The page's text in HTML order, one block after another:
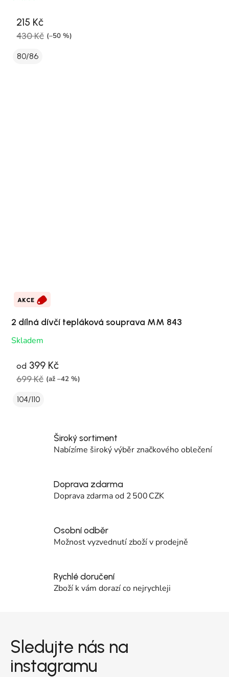
215 Kč
430 Kč (–50 %)
80/86
AKCE
2 dílná dívčí tepláková souprava MM 843
Skladem
od 399 Kč
699 Kč (až –42 %)
104/110
Široký sortiment
Nabízíme široký výběr značkového oblečení
Doprava zdarma
Doprava zdarma od 2 500 CZK
Osobní odběr
Možnost vyzvednutí zboží v prodejně
Rychlé doručení
Zboží k vám dorazí co nejrychleji
Sledujte nás na
instagramu